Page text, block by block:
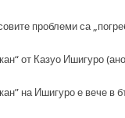
проблеми са
от Казуо Ишигуро
на Ишигуро е вече в